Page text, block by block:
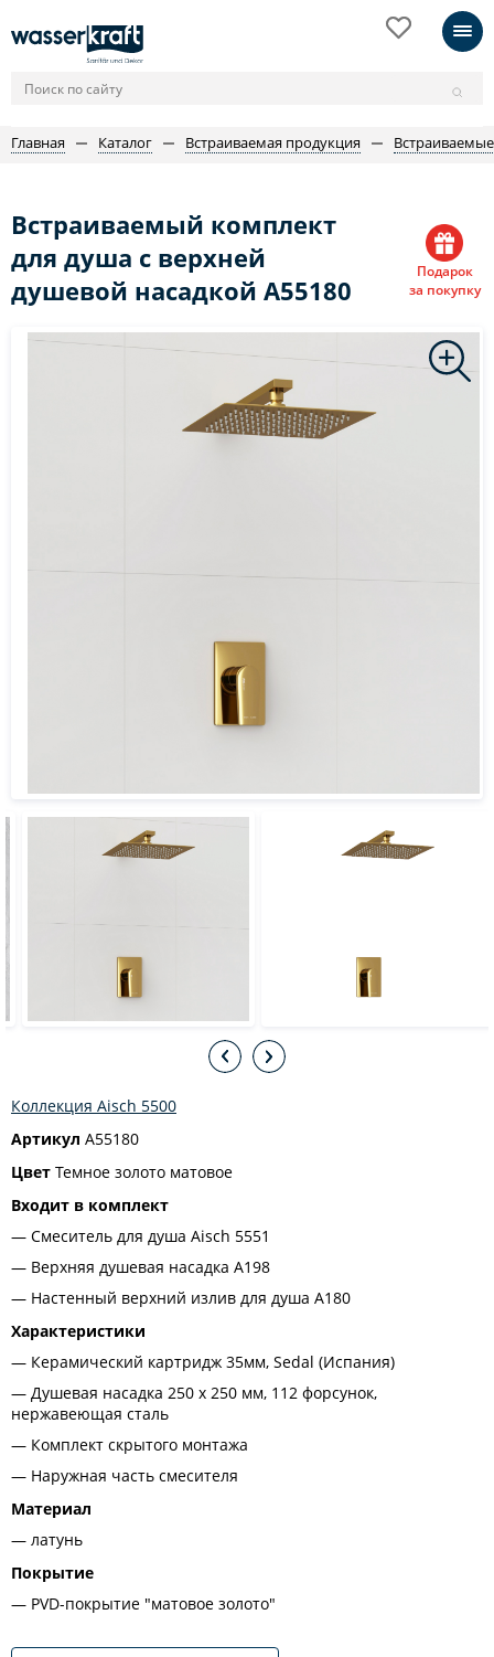
Главная Каталог Встраиваемая продукция
Встраиваемый комплект
для душа с верхней
душевой насадкой A55180
Подарок
за покупку
Коллекция Aisch 5500
Артикул A55180
Цвет Темное золото матовое
Входит в комплект
Смеситель для душа Aisch 5551
Верхняя душевая насадка A198
Настенный верхний излив для душа A180
Характеристики
Керамический картридж 35мм, Sedal (Испания)
Душевая насадка 250 x 250 мм, 112 форсунок,
нержавеющая сталь
Комплект скрытого монтажа
Наружная часть смесителя
Материал
латунь
Покрытие
PVD-покрытие "матовое золото"